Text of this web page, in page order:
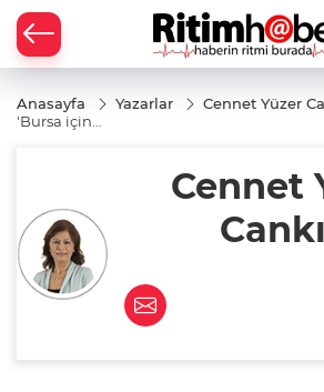
Anasayfa Yazarlar
Cennet Yüzer
'Bursa için
Cennet